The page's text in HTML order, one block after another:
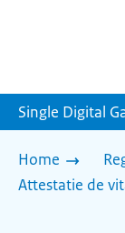
Single Digital
Home
Attestatie de